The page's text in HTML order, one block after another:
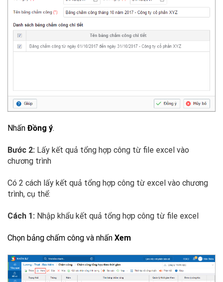
Nhấn Đồng ý.
Bước 2: Lấy kết quả tổng hợp công từ file excel vào
chương trình
Có 2 cách lấy kết quả tổng hợp công từ excel vào chương
trình, cụ thể:
Cách 1: Nhập khẩu kết quả tổng hợp công từ file excel
Chọn bảng chấm công và nhấn Xem